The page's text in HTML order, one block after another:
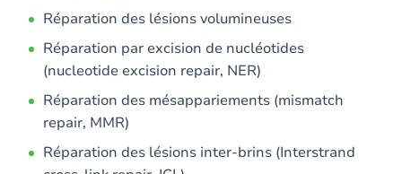
Réparation des lésions volumineuses
Réparation par excision de nucléotides
(nucleotide excision repair, NER)
Réparation des mésappariements (mismatch
repair, MMR)
Réparation des lésions inter-brins (Interstrand